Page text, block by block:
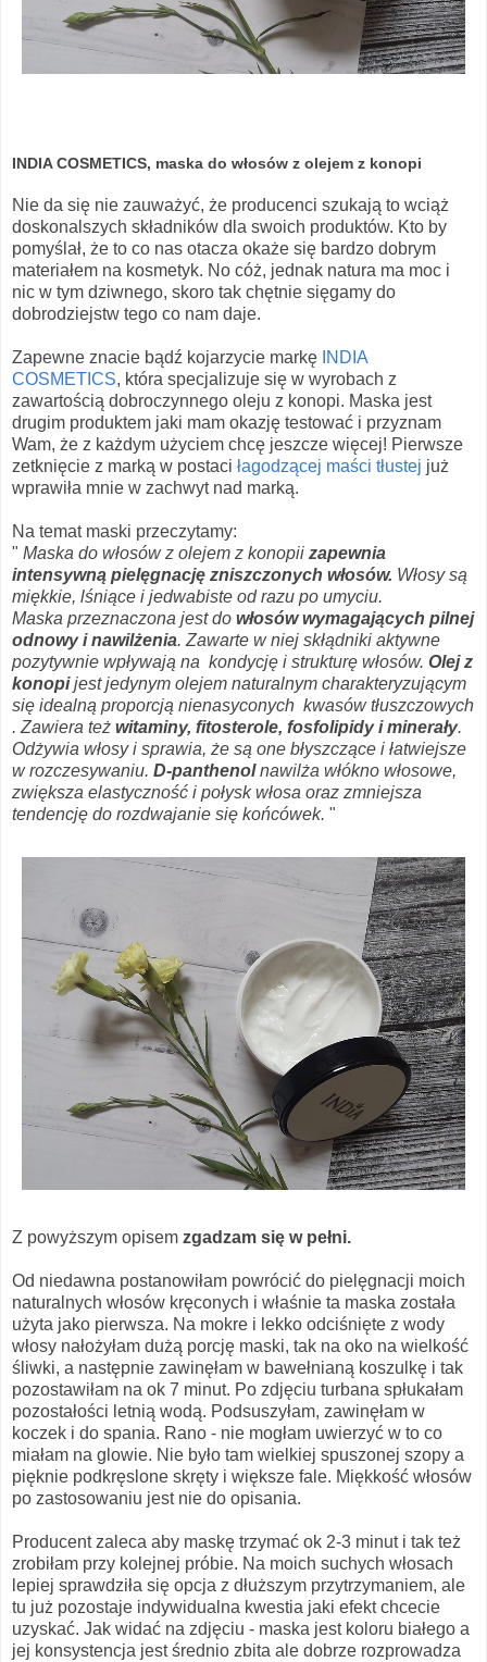
INDIA COSMETICS, maska do włosów z olejem z konopi
Nie da się nie zauważyć, że producenci szukają to wciąż
doskonalszych składników dla swoich produktów. Kto by
pomyślał, że to co nas otacza okaże się bardzo dobrym
materiałem na kosmetyk. No cóż, jednak natura ma moc i
nic w tym dziwnego, skoro tak chętnie sięgamy do
dobrodziejstw tego co nam daje.
Zapewne znacie bądź kojarzycie markę INDIA
COSMETICS, która specjalizuje się w wyrobach z
zawartością dobroczynnego oleju z konopi. Maska jest
drugim produktem jaki mam okazję testować i przyznam
Wam, że z każdym użyciem chcę jeszcze więcej! Pierwsze
zetknięcie z marką w postaci łagodzącej maści tłustej już
wprawiła mnie w zachwyt nad marką.
Na temat maski przeczytamy:
" Maska do włosów z olejem z konopii zapewnia
intensywną pielęgnację zniszczonych włosów. Włosy są
miękkie, lśniące i jedwabiste od razu po umyciu.
Maska przeznaczona jest do włosów wymagających pilnej
odnowy i nawilżenia. Zawarte w niej skłądniki aktywne
pozytywnie wpływają na kondycję i strukturę włosów. Olej z
konopijest jedynym olejem naturalnym charakteryzującym
się idealną proporcją nienasyconych kwasów tłuszczowych
. Zawiera też witaminy, fitosterole, fosfolipidy i minerały.
Odżywia włosy i sprawia, że są one błyszczące i łatwiejsze
w rozczesywaniu. D-panthenolnawilża włókno włosowe,
zwiększa elastyczność i połysk włosa oraz zmniejsza
tendencję do rozdwajanie się końcówek. "
Z powyższym opisem zgadzam się w pełni.
Od niedawna postanowiłam powrócić do pielęgnacji moich
naturalnych włosów kręconych i właśnie ta maska została
użyta jako pierwsza. Na mokre i lekko odciśnięte z wody
włosy nałożyłam dużą porcję maski, tak na oko na wielkość
śliwki, a następnie zawinęłam w bawełnianą koszulkę i tak
pozostawiłam na ok 7 minut. Po zdjęciu turbana spłukałam
pozostałości letnią wodą. Podsuszyłam, zawinęłam w
koczek i do spania. Rano - nie mogłam uwierzyć w to co
miałam na glowie. Nie było tam wielkiej spuszonej szopy a
pięknie podkręslone skręty i większe fale. Miękkość włosów
po zastosowaniu jest nie do opisania.
Producent zaleca aby maskę trzymać ok 2-3 minut i tak też
zrobiłam przy kolejnej próbie. Na moich suchych włosach
lepiej sprawdziła się opcja z dłuższym przytrzymaniem, ale
tu już pozostaje indywidualna kwestia jaki efekt chcecie
uzyskać. Jak widać na zdjęciu - maska jest koloru białego a
jej konsystencja jest średnio zbita ale dobrze rozprowadza